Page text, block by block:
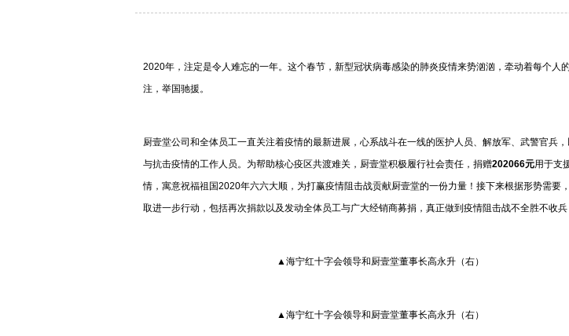
2020年，注定是令人难忘的一年。这个春节，新型冠状病毒感染的肺炎疫情来势汹汹，牵动着每个人
注，举国驰援。
厨壹堂公司和全体员工一直关注着疫情的最新进展，心系战斗在一线的医护人员、解放军、武警官兵
与抗击疫情的工作人员。为帮助核心疫区共渡难关，厨壹堂积极履行社会责任，捐赠202066元用于支
情，寓意祝福祖国2020年六六大顺，为打赢疫情阻击战贡献厨壹堂的一份力量！接下来根据形势需要
取进一步行动，包括再次捐款以及发动全体员工与广大经销商募捐，真正做到疫情阻击战不全胜不收兵
▲海宁红十字会领导和厨壹堂董事长高永升（右）
▲海宁红十字会领导和厨壹堂董事长高永升（右）